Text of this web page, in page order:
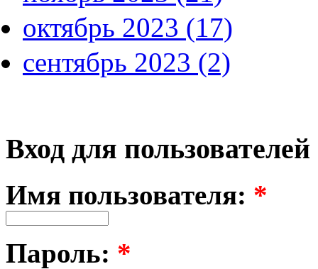
октябрь 2023 (17)
сентябрь 2023 (2)
Вход для пользователей
Имя пользователя: *
Пароль: *